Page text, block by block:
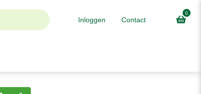
0
Contact
Inloggen